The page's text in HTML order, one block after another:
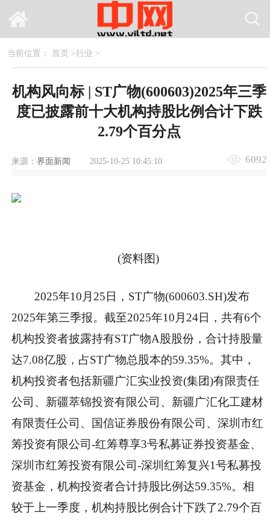
当前位置： 首页 >行业 >
机构风向标 | ST广物(600603)2025年三季
度已披露前十大机构持股比例合计下跌
2.79个百分点
来源： 界面新闻 2025-10-25 10:45:10 6092
(资料图)
2025年10月25日，ST广物(600603.SH)发布
2025年第三季报。截至2025年10月24日，共有6个
机构投资者披露持有ST广物A股股份，合计持股量
达7.08亿股，占ST广物总股本的59.35%。其中，
机构投资者包括新疆广汇实业投资(集团)有限责任
公司、新疆萃锦投资有限公司、新疆广汇化工建材
有限责任公司、国信证券股份有限公司、深圳市红
筹投资有限公司-红筹尊享3号私募证券投资基金、
深圳市红筹投资有限公司-深圳红筹复兴1号私募投
资基金，机构投资者合计持股比例达59.35%。相
较于上一季度，机构持股比例合计下跌了2.79个百